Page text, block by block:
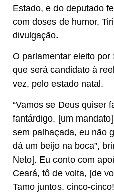
Estado, e do deputado
com doses de humor,
divulgação.
O parlamentar eleito
que será candidato à
vez, pelo estado natal.
“Vamos se Deus quiser
fantárdigo, [um
sem palhaçada, eu não
dá um beijo na boca”,
Neto]. Eu conto com
Ceará, tô de volta, [de
Tamo juntos. cinco-